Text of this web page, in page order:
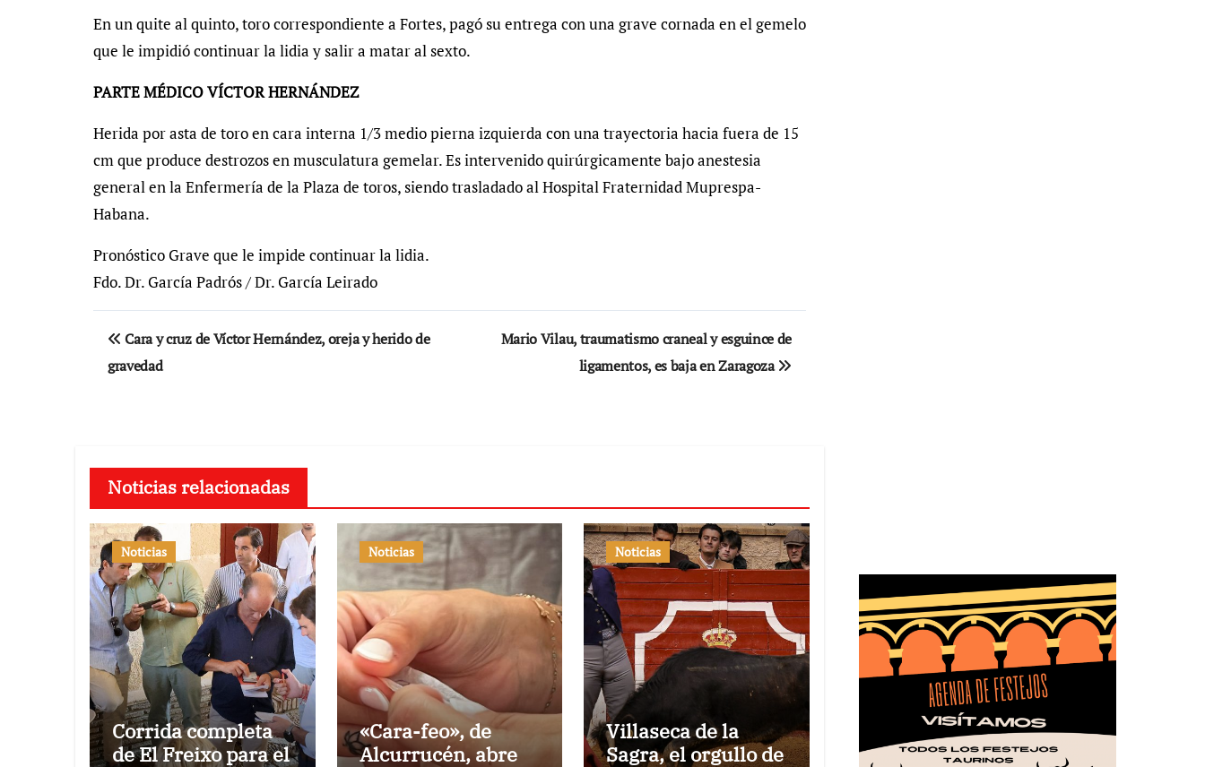
En un quite al quinto, toro correspondiente a Fortes, pagó su entrega con una grave cornada en el gemelo
que le impidió continuar la lidia y salir a matar al sexto.
PARTE MÉDICO VÍCTOR HERNÁNDEZ
Herida por asta de toro en cara interna 1/3 medio pierna izquierda con una trayectoria hacia fuera de 15
cm que produce destrozos en musculatura gemelar. Es intervenido quirúrgicamente bajo anestesia
general en la Enfermería de la Plaza de toros, siendo trasladado al Hospital Fraternidad Muprespa-
Habana.
Pronóstico Grave que le impide continuar la lidia.
Fdo. Dr. García Padrós / Dr. García Leirado
Navegación
de
Cara y cruz de Víctor Hernández, oreja y herido de
gravedad
Mario Vilau, traumatismo craneal y esguince de
ligamentos, es baja en Zaragoza
Noticias relacionadas
Noticias
Corrida completa
de El Freixo para el
Noticias
«Cara-feo», de
Alcurrucén, abre
Noticias
Villaseca de la
Sagra, el orgullo de